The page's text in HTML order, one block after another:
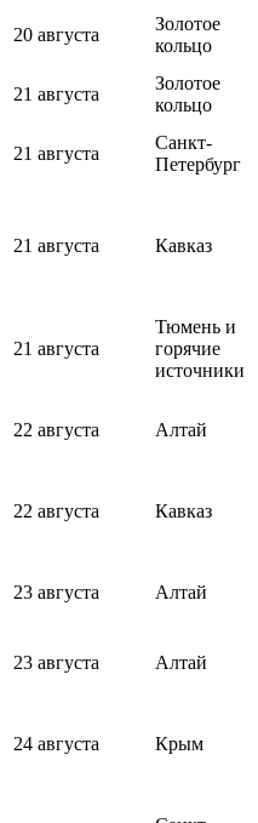
20 августа
Золотое
кольцо
21 августа
Золотое
кольцо
21 августа
Санкт-
Петербург
21 августа Кавказ
21 августа
Тюмень и
горячие
источники
22 августа Алтай
22 августа Кавказ
23 августа Алтай
23 августа Алтай
24 августа Крым